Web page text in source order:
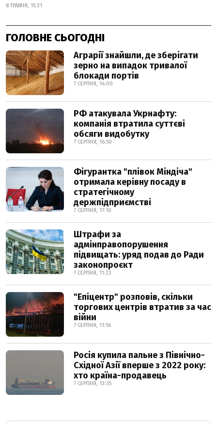
8 ТРАВНЯ, 15:31
ГОЛОВНЕ СЬОГОДНІ
Аграрії знайшли, де зберігати
зерно на випадок тривалої
блокади портів
7 СЕРПНЯ, 14:00
РФ атакувала Укрнафту:
компанія втратила суттєві
обсяги видобутку
7 СЕРПНЯ, 16:50
Фігурантка "плівок Міндіча"
отримала керівну посаду в
стратегічному
держпідприємстві
7 СЕРПНЯ, 17:10
Штрафи за
адмінправопорушення
підвищать: уряд подав до Ради
законопроєкт
7 СЕРПНЯ, 11:23
"Епіцентр" розповів, скільки
торгових центрів втратив за час
війни
7 СЕРПНЯ, 11:56
Росія купила пальне з Північно-
Східної Азії вперше з 2022 року:
хто країна-продавець
7 СЕРПНЯ, 13:35